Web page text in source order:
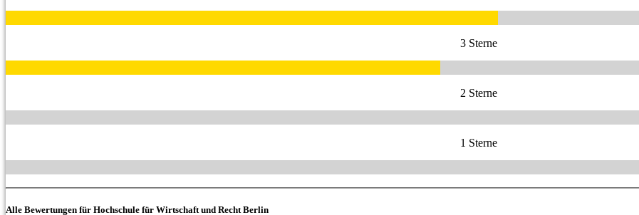
3 Sterne
2 Sterne
1 Sterne
Alle Bewertungen für Hochschule für Wirtschaft und Recht Berlin